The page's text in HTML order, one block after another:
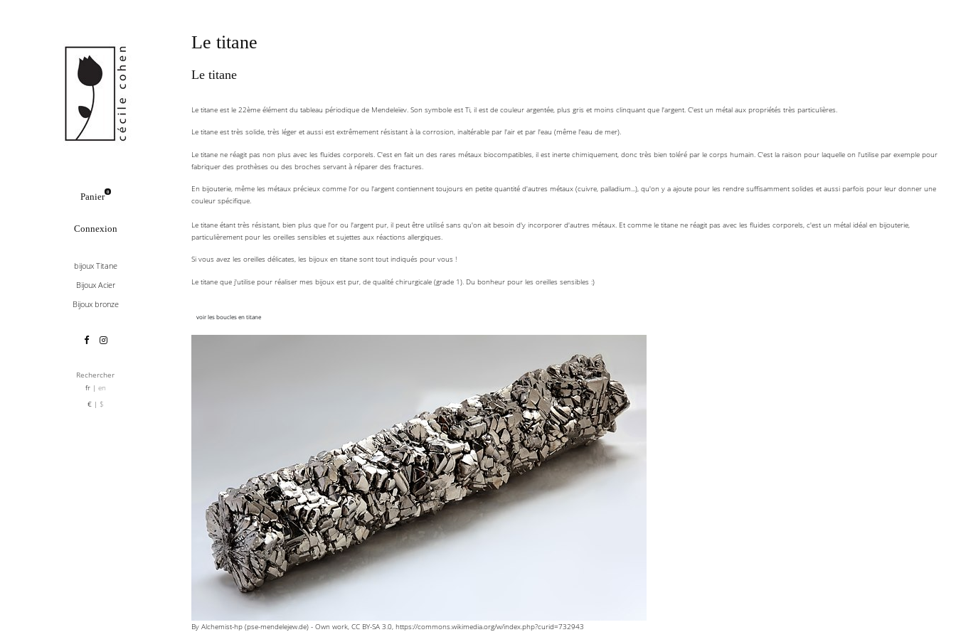
Panier
0
Connexion
bijoux Titane
Bijoux Acier
Bijoux bronze
fr
en
€
$
Le titane
Le titane
Le titane est le 22ème élément du tableau périodique de Mendeleïev. Son symbole est Ti, il est de couleur argentée, plus gris et moins clinquant que l'argent. C'est un métal aux propriétés très particulières.
Le titane est très solide, très léger et aussi est extrêmement résistant à la corrosion, inaltérable par l'air et par l'eau (même l'eau de mer).
Le titane ne réagit pas non plus avec les fluides corporels. C'est en fait un des rares métaux biocompatibles, il est inerte chimiquement, donc très bien toléré par le corps humain. C'est la raison pour laquelle on l'utilise par exemple pour
fabriquer des prothèses ou des broches servant à réparer des fractures.
En bijouterie, même les métaux précieux comme l'or ou l'argent contiennent toujours en petite quantité d'autres métaux (cuivre, palladium...), qu'on y a ajoute pour les rendre suffisamment solides et aussi parfois pour leur donner une
couleur spécifique.
Le titane étant très résistant, bien plus que l'or ou l'argent pur, il peut être utilisé sans qu'on ait besoin d'y incorporer d'autres métaux. Et comme le titane ne réagit pas avec les fluides corporels, c'est un métal idéal en bijouterie,
particulièrement pour les oreilles sensibles et sujettes aux réactions allergiques.
Si vous avez les oreilles délicates, les bijoux en titane sont tout indiqués pour vous !
Le titane que j'utilise pour réaliser mes bijoux est pur, de qualité chirurgicale (grade 1). Du bonheur pour les oreilles sensibles :)
voir les boucles en titane
By Alchemist-hp (pse-mendelejew.de) - Own work, CC BY-SA 3.0, https://commons.wikimedia.org/w/index.php?curid=732943